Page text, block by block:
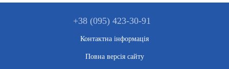
+38 (095) 423-30-91
Контактна інформація
Повна версія сайту